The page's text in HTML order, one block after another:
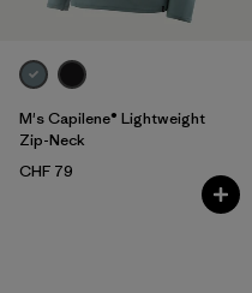
M's Capilene® Lightweight
Zip-Neck
CHF 79